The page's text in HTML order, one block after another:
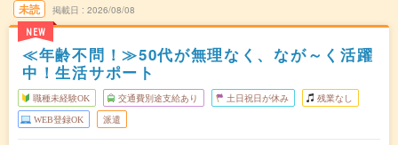
未読
NEW
掲載日 2026/08/08
≪年齢不問！≫50代が無理なく、なが～く活躍
中！生活サポート
職種未経験OK 交通費別途支給あり 土日祝日が休み 残業なし
WEB登録OK 派遣